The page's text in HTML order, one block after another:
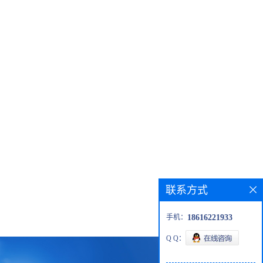
联系方式
手机： 18616221933
Q Q：